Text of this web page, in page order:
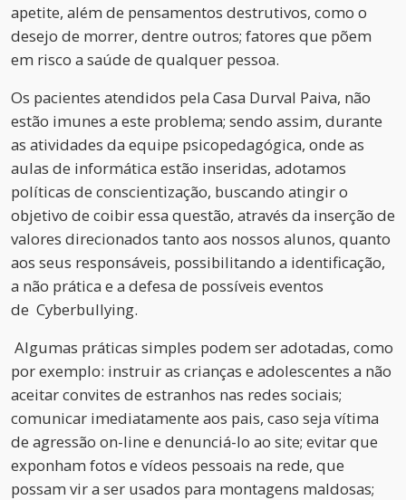
apetite, além de pensamentos destrutivos, como o
desejo de morrer, dentre outros; fatores que põem
em risco a saúde de qualquer pessoa.
Os pacientes atendidos pela Casa Durval Paiva, não
estão imunes a este problema; sendo assim, durante
as atividades da equipe psicopedagógica, onde as
aulas de informática estão inseridas, adotamos
políticas de conscientização, buscando atingir o
objetivo de coibir essa questão, através da inserção de
valores direcionados tanto aos nossos alunos, quanto
aos seus responsáveis, possibilitando a identificação,
a não prática e a defesa de possíveis eventos
de Cyberbullying.
Algumas práticas simples podem ser adotadas, como
por exemplo: instruir as crianças e adolescentes a não
aceitar convites de estranhos nas redes sociais;
comunicar imediatamente aos pais, caso seja vítima
de agressão on-line e denunciá-lo ao site; evitar que
exponham fotos e vídeos pessoais na rede, que
possam vir a ser usados para montagens maldosas;